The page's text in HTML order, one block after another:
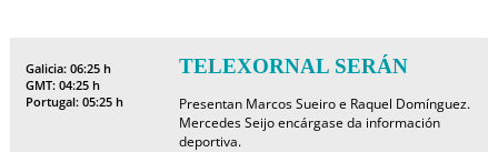
Galicia: 06:25 h
GMT: 04:25 h
Portugal: 05:25 h
TELEXORNAL SERÁN
Presentan Marcos Sueiro e Raquel Domínguez.
Mercedes Seijo encárgase da información
deportiva.